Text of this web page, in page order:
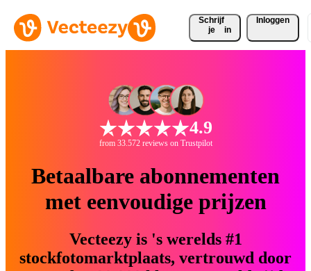
Schrijf
je
in
Inloggen
4.9
from 33.572 reviews on Trustpilot
Betaalbare abonnementen
met eenvoudige prijzen
Vecteezy is 's werelds #1
stockfotomarktplaats, vertrouwd door